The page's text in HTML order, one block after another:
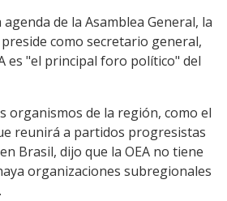
de la Asamblea General, la
como secretario general,
es "el principal foro político" del
organismos de la región, como el
reunirá a partidos progresistas
Brasil, dijo que la OEA no tiene
organizaciones subregionales